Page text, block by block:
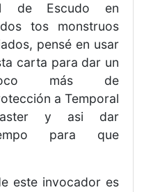
de Escudo en
tos monstruos
pensé en usar
carta para dar un
más de
a Temporal
y asi dar
para que
este invocador es